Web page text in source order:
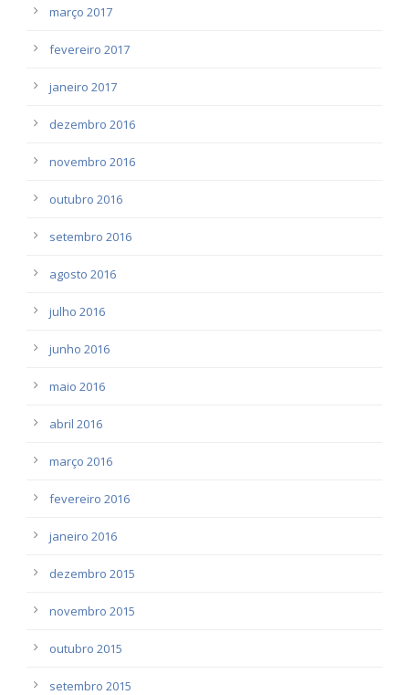
março 2017
fevereiro 2017
janeiro 2017
dezembro 2016
novembro 2016
outubro 2016
setembro 2016
agosto 2016
julho 2016
junho 2016
maio 2016
abril 2016
março 2016
fevereiro 2016
janeiro 2016
dezembro 2015
novembro 2015
outubro 2015
setembro 2015